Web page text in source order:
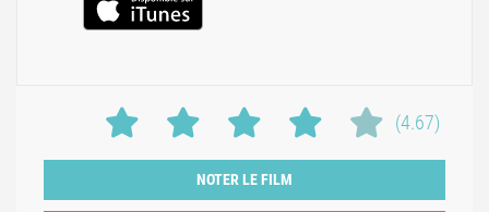
(4.67)
NOTER LE FILM